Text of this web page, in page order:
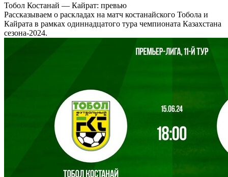
Тобол Костанай ― Кайрат: превью
Рассказываем о раскладах на матч костанайского Тобола и
Кайрата в рамках одиннадцатого тура чемпионата Казахстана
сезона-2024.